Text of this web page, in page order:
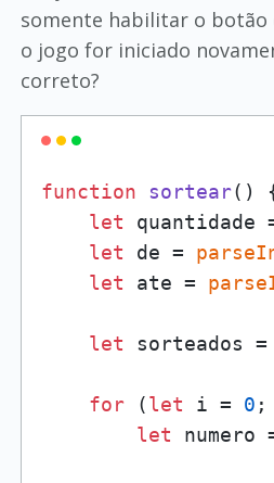
somente habilitar o botão
o jogo for iniciado
correto?
function sortear( )
let quantidade
let de =
let ate =
let sorteados
for (let i = 0 ;
let numero